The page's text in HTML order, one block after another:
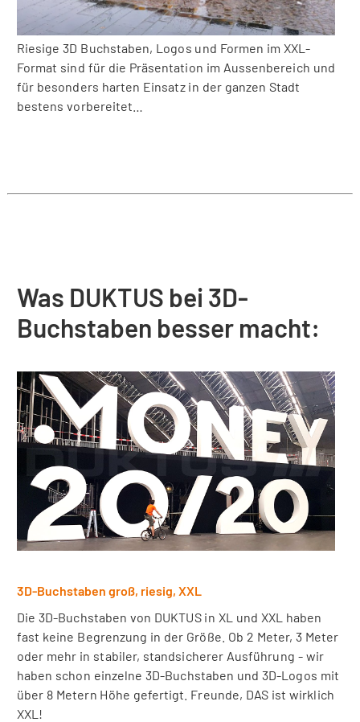
Riesige 3D Buchstaben, Logos und Formen im XXL-
Format sind für die Präsentation im Aussenbereich und
für besonders harten Einsatz in der ganzen Stadt
bestens vorbereitet…
Was DUKTUS bei 3D-
Buchstaben besser macht:
3D-Buchstaben groß, riesig, XXL
Die 3D-Buchstaben von DUKTUS in XL und XXL haben
fast keine Begrenzung in der Größe. Ob 2 Meter, 3 Meter
oder mehr in stabiler, standsicherer Ausführung - wir
haben schon einzelne 3D-Buchstaben und 3D-Logos mit
über 8 Metern Höhe gefertigt. Freunde, DAS ist wirklich
XXL!